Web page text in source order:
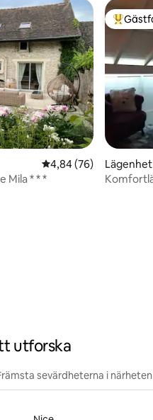
4,84 av 5 i
4,84 (76)
Mila * * *
Populär
Lägenhet
utforska
sevärdheterna i närheten